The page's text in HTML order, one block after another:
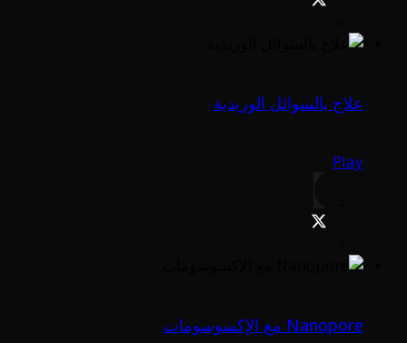
علاج بالسوائل الوريدية
Play
Nanopore مع الإكسوسومات